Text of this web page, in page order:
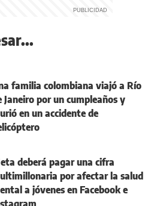
familia colombiana viajó a Río
Janeiro por un cumpleaños y
en un accidente de
deberá pagar una cifra
por afectar la salud
a jóvenes en Facebook e